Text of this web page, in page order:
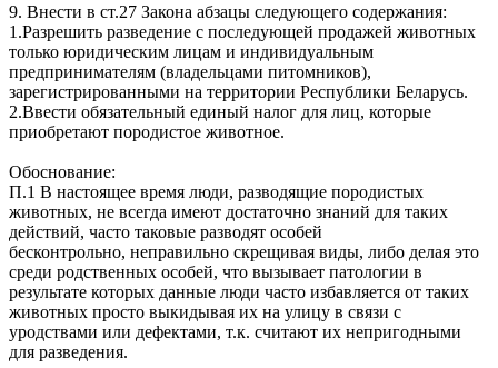
9. Внести в ст.27 Закона абзацы следующего содержания:
1.Разрешить разведение с последующей продажей животных
только юридическим лицам и индивидуальным
предпринимателям (владельцами питомников),
зарегистрированными на территории Республики Беларусь.
2.Ввести обязательный единый налог для лиц, которые
приобретают породистое животное.
Обоснование:
П.1 В настоящее время люди, разводящие породистых
животных, не всегда имеют достаточно знаний для таких
действий, часто таковые разводят особей
бесконтрольно, неправильно скрещивая виды, либо делая это
среди родственных особей, что вызывает патологии в
результате которых данные люди часто избавляется от таких
животных просто выкидывая их на улицу в связи с
уродствами или дефектами, т.к. считают их непригодными
для разведения.